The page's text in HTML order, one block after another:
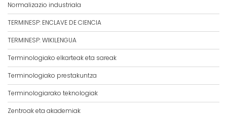
Normalizazio industriala
TERMINESP: ENCLAVE DE CIENCIA
TERMINESP: WIKILENGUA
Terminologiako elkarteak eta sareak
Terminologiako prestakuntza
Terminologiarako teknologiak
Zentroak eta akademiak